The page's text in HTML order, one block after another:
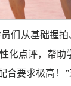
们从基础握
化点评，帮助
合要求极高